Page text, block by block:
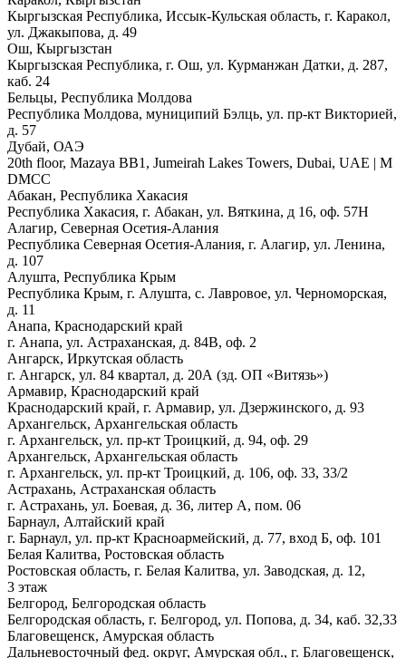
Кыргызская Республика, Иссык-Кульская область, г. Каракол,
ул. Джакыпова, д. 49
Ош, Кыргызстан
Кыргызская Республика, г. Ош, ул. Курманжан Датки, д. 287,
каб. 24
Бельцы, Республика Молдова
Республика Молдова, муниципий Бэлць, ул. пр-кт Викторией,
д. 57
Дубай, ОАЭ
20th floor, Mazaya BB1, Jumeirah Lakes Towers, Dubai, UAE | М
DMCC
Абакан, Республика Хакасия
Республика Хакасия, г. Абакан, ул. Вяткина, д 16, оф. 57Н
Алагир, Северная Осетия-Алания
Республика Северная Осетия-Алания, г. Алагир, ул. Ленина,
д. 107
Алушта, Республика Крым
Республика Крым, г. Алушта, с. Лавровое, ул. Черноморская,
д. 11
Анапа, Краснодарский край
г. Анапа, ул. Астраханская, д. 84В, оф. 2
Ангарск, Иркутская область
г. Ангарск, ул. 84 квартал, д. 20А (зд. ОП «Витязь»)
Армавир, Краснодарский край
Краснодарский край, г. Армавир, ул. Дзержинского, д. 93
Архангельск, Архангельская область
г. Архангельск, ул. пр-кт Троицкий, д. 94, оф. 29
Архангельск, Архангельская область
г. Архангельск, ул. пр-кт Троицкий, д. 106, оф. 33, 33/2
Астрахань, Астраханская область
г. Астрахань, ул. Боевая, д. 36, литер А, пом. 06
Барнаул, Алтайский край
г. Барнаул, ул. пр-кт Красноармейский, д. 77, вход Б, оф. 101
Белая Калитва, Ростовская область
Ростовская область, г. Белая Калитва, ул. Заводская, д. 12,
3 этаж
Белгород, Белгородская область
Белгородская область, г. Белгород, ул. Попова, д. 34, каб. 32,33
Благовещенск, Амурская область
Дальневосточный фед. округ, Амурская обл., г. Благовещенск,